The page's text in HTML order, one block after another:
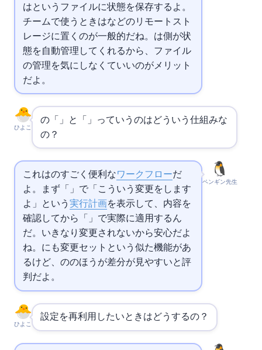
はtfstateというファイルに状態を保存するよ。
チームで使うときはS3などのリモートスト
レージに置くのが一般的だね。 は側が状
態を自動管理してくれるから、ファイル
の管理を気にしなくていいのがメリット
だよ。
ひよこ
の「plan」と「apply」っていうのはどういう仕組みな
の？
ペンギン先生
これはのすごく便利なワークフローだ
よ。まず「terraform plan」で「こういう変更をします
よ」という 実行計画を表示して、内容を
確認してから「terraform apply」で実際に適用するん
だ。いきなり変更されないから安心だよ
ね。 にも変更セットという似た機能があ
るけど、 のplanのほうが差分が見やすいと評
判だよ。
ひよこ
設定を再利用したいときはどうするの？